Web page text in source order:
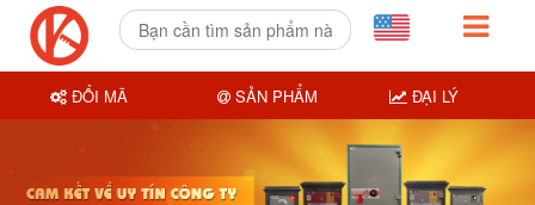
ĐỔI MÃ SẢN PHẨM ĐẠI LÝ